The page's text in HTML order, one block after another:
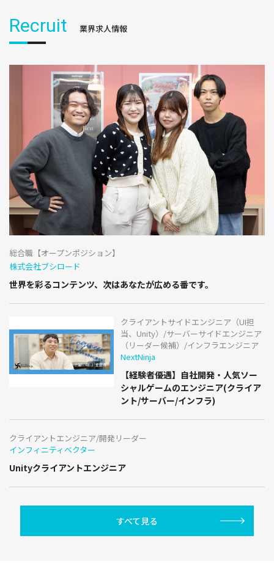
Recruit 業界求人情報
総合職【オープンポジション】
株式会社ブシロード
世界を彩るコンテンツ、次はあなたが広める番です。
クライアントサイドエンジニア（UI担
当、Unity）/サーバーサイドエンジニア
（リーダー候補）/インフラエンジニア
NextNinja
【経験者優遇】自社開発・人気ソー
シャルゲームのエンジニア(クライア
ント/サーバー/インフラ)
クライアントエンジニア/開発リーダー
インフィニティベクター
Unityクライアントエンジニア
すべて見る